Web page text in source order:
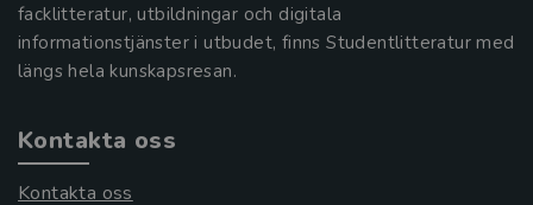
facklitteratur, utbildningar och digitala
informationstjänster i utbudet, finns Studentlitteratur med
längs hela kunskapsresan.
Kontakta oss
Kontakta oss